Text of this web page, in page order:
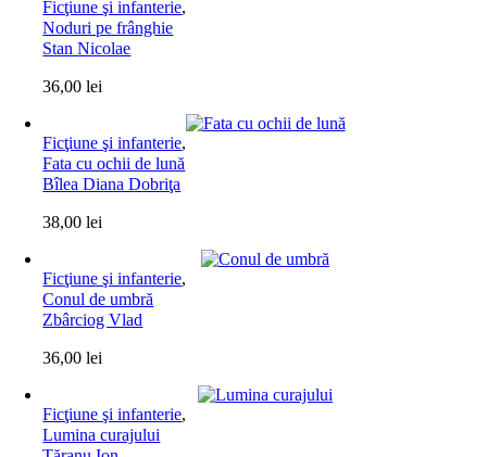
Ficţiune şi infanterie,
Noduri pe frânghie
Stan Nicolae
36,00lei
Ficţiune şi infanterie,
Fata cu ochii de lună
Bîlea Diana Dobriţa
38,00lei
Ficţiune şi infanterie,
Conul de umbră
Zbârciog Vlad
36,00lei
Ficţiune şi infanterie,
Lumina curajului